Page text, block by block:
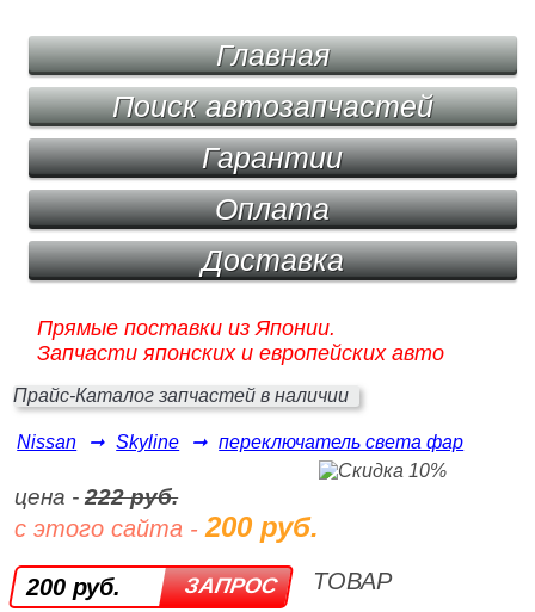
Главная
Поиск автозапчастей
Гарантии
Оплата
Доставка
Прямые поставки из Японии.
Запчасти японских и европейских авто
Прайс-Каталог запчастей в наличии
Nissan ➞ Skyline ➞ переключатель света фар
цена -222 руб.
с этого сайта -200 руб.
200 руб. ТОВАР